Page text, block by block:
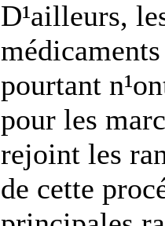
D¹ailleurs,
pourtant
pour les
rejoint les
de cette